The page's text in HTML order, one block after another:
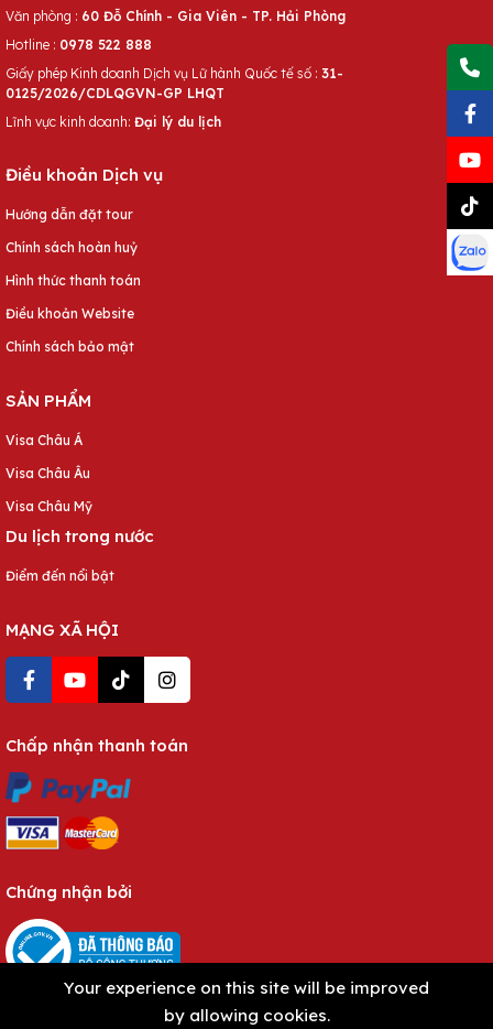
Văn phòng : 60 Đỗ Chính - Gia Viên - TP. Hải Phòng
Hotline : 0978 522 888
Giấy phép Kinh doanh Dịch vụ Lữ hành Quốc tế số : 31-
0125/2026/CDLQGVN-GP LHQT
Lĩnh vực kinh doanh: Đại lý du lịch
Điều khoản Dịch vụ
Hướng dẫn đặt tour
Chính sách hoàn huỷ
Hình thức thanh toán
Điều khoản Website
Chính sách bảo mật
SẢN PHẨM
Visa Châu Á
Visa Châu Âu
Visa Châu Mỹ
Du lịch trong nước
Điểm đến nổi bật
MẠNG XÃ HỘI
Chấp nhận thanh toán
Chứng nhận bởi
Your experience on this site will be improved
by allowing cookies.